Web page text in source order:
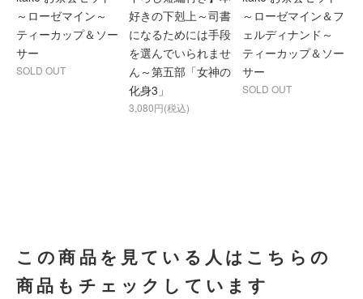
～ローゼマイン～
ティーカップ＆ソー
サー
SOLD OUT
好きの下剋上～司書
になるためには手段
を選んでいられませ
ん～第五部「女神の
化身3」
3,080円(税込)
～ローゼマイン＆フ
ェルディナンド～
ティーカップ＆ソー
サー
SOLD OUT
この商品を見ている人はこちらの
商品もチェックしています